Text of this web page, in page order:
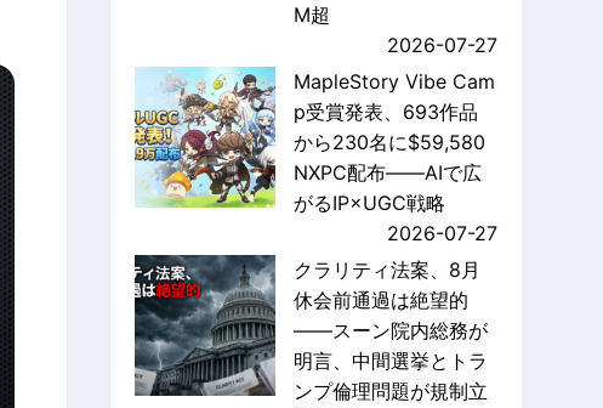
M超
2026-07-27
MapleStory Vibe Cam
p受賞発表、693作品
から230名に$59,580
NXPC配布——AIで広
がるIP×UGC戦略
2026-07-27
クラリティ法案、8月
休会前通過は絶望的
——スーン院内総務が
明言、中間選挙とトラ
ンプ倫理問題が規制立